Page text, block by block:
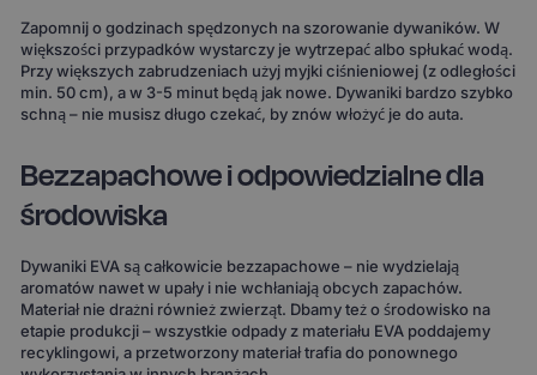
Zapomnij o godzinach spędzonych na szorowanie dywaników. W
większości przypadków wystarczy je wytrzepać albo spłukać wodą.
Przy większych zabrudzeniach użyj myjki ciśnieniowej (z odległości
min. 50 cm), a w 3-5 minut będą jak nowe. Dywaniki bardzo szybko
schną – nie musisz długo czekać, by znów włożyć je do auta.
Bezzapachowe i odpowiedzialne dla
środowiska
Dywaniki EVA są całkowicie bezzapachowe – nie wydzielają
aromatów nawet w upały i nie wchłaniają obcych zapachów.
Materiał nie drażni również zwierząt. Dbamy też o środowisko na
etapie produkcji – wszystkie odpady z materiału EVA poddajemy
recyklingowi, a przetworzony materiał trafia do ponownego